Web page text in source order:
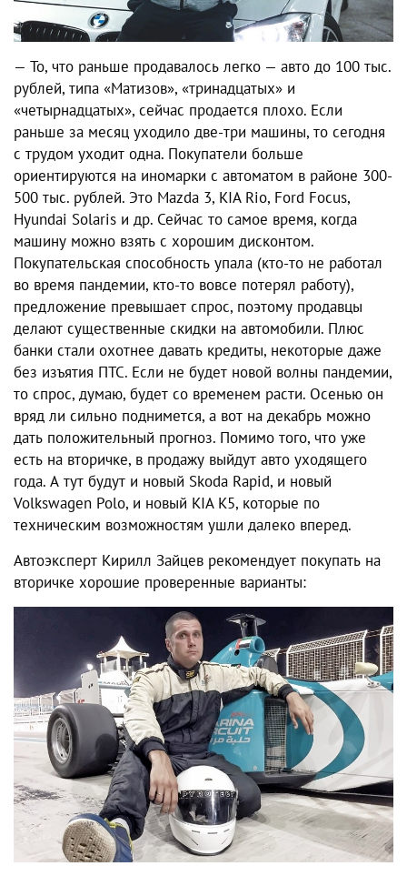
— То, что раньше продавалось легко — авто до 100 тыс.
рублей, типа «Матизов», «тринадцатых» и
«четырнадцатых», сейчас продается плохо. Если
раньше за месяц уходило две-три машины, то сегодня
с трудом уходит одна. Покупатели больше
ориентируются на иномарки с автоматом в районе 300-
500 тыс. рублей. Это Mazda 3, KIA Rio, Ford Focus,
Hyundai Solaris и др. Сейчас то самое время, когда
машину можно взять с хорошим дисконтом.
Покупательская способность упала (кто-то не работал
во время пандемии, кто-то вовсе потерял работу),
предложение превышает спрос, поэтому продавцы
делают существенные скидки на автомобили. Плюс
банки стали охотнее давать кредиты, некоторые даже
без изъятия ПТС. Если не будет новой волны пандемии,
то спрос, думаю, будет со временем расти. Осенью он
вряд ли сильно поднимется, а вот на декабрь можно
дать положительный прогноз. Помимо того, что уже
есть на вторичке, в продажу выйдут авто уходящего
года. А тут будут и новый Skoda Rapid, и новый
Volkswagen Polo, и новый KIA K5, которые по
техническим возможностям ушли далеко вперед.
Автоэксперт Кирилл Зайцев рекомендует покупать на
вторичке хорошие проверенные варианты: